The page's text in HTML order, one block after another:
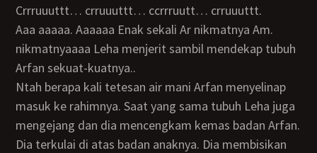
Crrruuuttt… crruuuttt… ccrrruutt… crruuuttt.
Aaa aaaaa. Aaaaaa Enak sekali Ar nikmatnya Am.
nikmatnyaaaa Leha menjerit sambil mendekap tubuh
Arfan sekuat-kuatnya..
Ntah berapa kali tetesan air mani Arfan menyelinap
masuk ke rahimnya. Saat yang sama tubuh Leha juga
mengejang dan dia mencengkam kemas badan Arfan.
Dia terkulai di atas badan anaknya. Dia membisikan